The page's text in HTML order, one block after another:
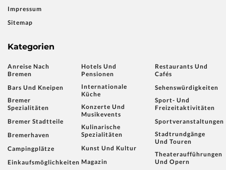
Impressum
Sitemap
Kategorien
Anreise Nach
Bremen
Bars Und Kneipen
Bremer
Spezialitäten
Bremer Stadtteile
Bremerhaven
Campingplätze
Einkaufsmöglichkeiten
Hotels Und
Pensionen
Internationale
Küche
Konzerte Und
Musikevents
Kulinarische
Spezialitäten
Kunst Und Kultur
Magazin
Restaurants Und
Cafés
Sehenswürdigkeiten
Sport- Und
Freizeitaktivitäten
Sportveranstaltungen
Stadtrundgänge
Und Touren
Theateraufführungen
Und Opern